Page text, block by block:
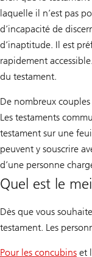
laquelle il n’est pas
d’incapacité de
d’inaptitude. Il est
rapidement
du testament.
De nombreux
Les testaments
testament sur une
peuvent y souscrire
d’une personne
Quel est le
Dès que vous
testament. Les
Pour les concubins et